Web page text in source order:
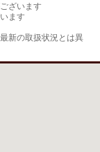
ざいます
ます
新の取扱状況とは異